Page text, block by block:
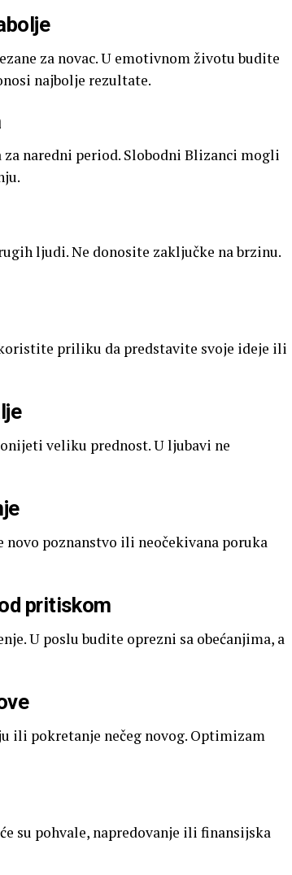
za novac. U emotivnom životu budite
najbolje rezultate.
naredni period. Slobodni Blizanci mogli
ljudi. Ne donosite zaključke na brzinu.
priliku da predstavite svoje ideje ili
veliku prednost. U ljubavi ne
novo poznanstvo ili neočekivana poruka
pritiskom
U poslu budite oprezni sa obećanjima, a
ili pokretanje nečeg novog. Optimizam
su pohvale, napredovanje ili finansijska